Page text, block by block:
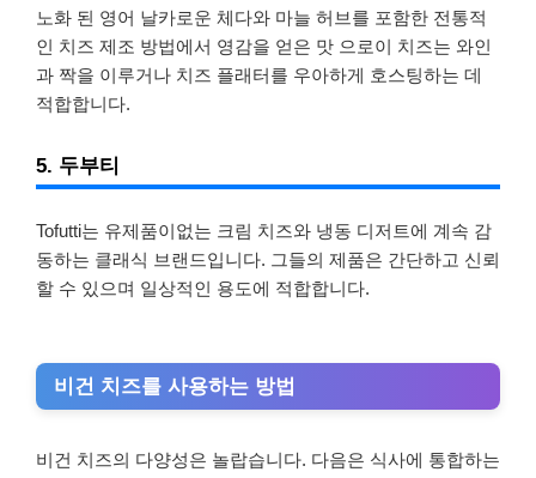
노화 된 영어 날카로운 체다와 마늘 허브를 포함한 전통적
인 치즈 제조 방법에서 영감을 얻은 맛 으로이 치즈는 와인
과 짝을 이루거나 치즈 플래터를 우아하게 호스팅하는 데
적합합니다.
5. 두부티
Tofutti는 유제품이없는 크림 치즈와 냉동 디저트에 계속 감
동하는 클래식 브랜드입니다. 그들의 제품은 간단하고 신뢰
할 수 있으며 일상적인 용도에 적합합니다.
비건 치즈를 사용하는 방법
비건 치즈의 다양성은 놀랍습니다. 다음은 식사에 통합하는